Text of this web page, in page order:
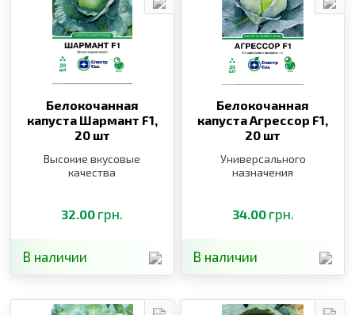
Белокочанная
капуста Шармант F1,
20 шт
Высокие вкусовые
качества
32.00 грн.
В наличии
Белокочанная
капуста Агрессор F1,
20 шт
Универсального
назначения
34.00 грн.
В наличии